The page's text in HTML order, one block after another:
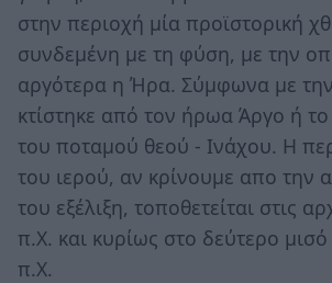
στην περιοχή μία προϊστορική
συνδεμένη με τη φύση, με την
αργότερα η Ήρα. Σύμφωνα με
κτίστηκε από τον ήρωα Άργο ή
του ποταμού θεού - Ινάχου. Η
του ιερού, αν κρίνουμε απο την
του εξέλιξη, τοποθετείται στις
π.Χ. και κυρίως στο δεύτερο
π.Χ.